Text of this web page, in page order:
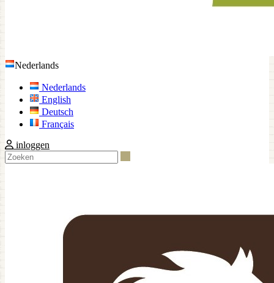
Nederlands
Nederlands
English
Deutsch
Français
inloggen